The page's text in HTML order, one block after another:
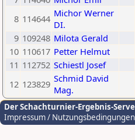
8 114644 Michor Werner
DI.
9 109248 Milota Gerald
10 110617 Petter Helmut
11 112752 Schiestl Josef
12 123829 Schmid David
Mag.
Der Schachturnier-Ergebnis-
Impressum / Nutzungsbedingungen